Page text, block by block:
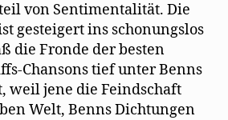
von Sentimentalität. Die
gesteigert ins schonungslos
die Fronde der besten
Chansons tief unter Benns
weil jene die Feindschaft
Welt, Benns Dichtungen